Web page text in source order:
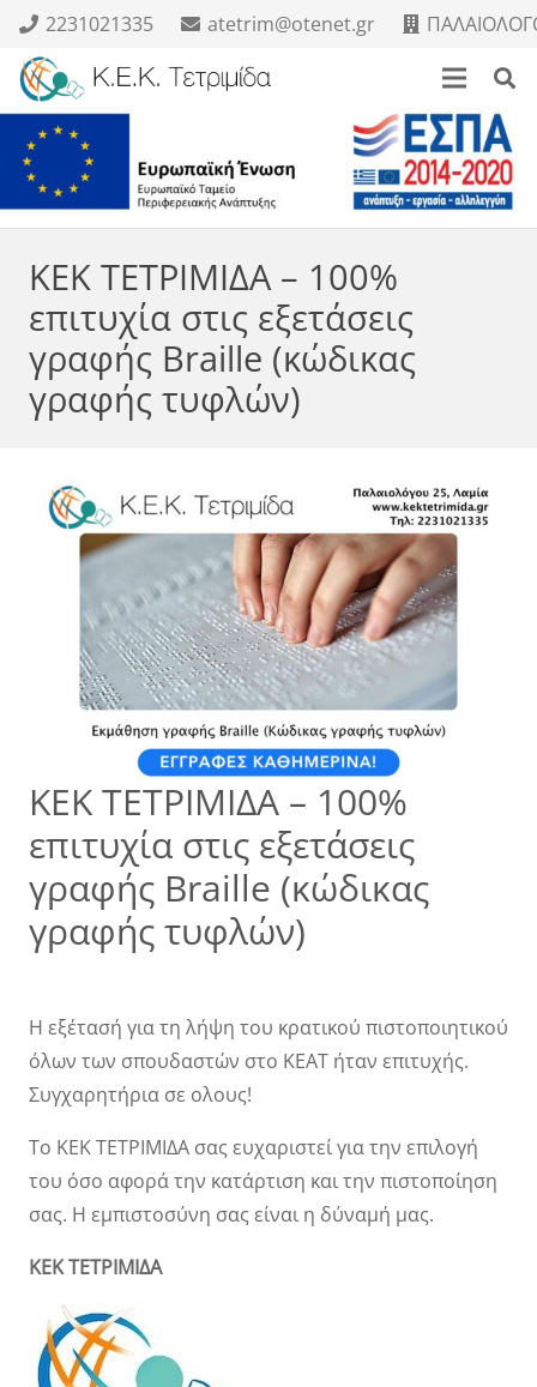
2231021335 atetrim@otenet.gr
ΚΕΚ ΤΕΤΡΙΜΙΔΑ – 100%
επιτυχία στις εξετάσεις
γραφής Braille (κώδικας
γραφής τυφλών)
ΚΕΚ ΤΕΤΡΙΜΙΔΑ – 100%
επιτυχία στις εξετάσεις
γραφής Braille (κώδικας
γραφής τυφλών)
Η εξέτασή για τη λήψη του κρατικού πιστοποιητικού
όλων των σπουδαστών στο ΚΕΑΤ ήταν επιτυχής.
Συγχαρητήρια σε ολους!
Το ΚΕΚ ΤΕΤΡΙΜΙΔΑ σας ευχαριστεί για την επιλογή
του όσο αφορά την κατάρτιση και την πιστοποίηση
σας. Η εμπιστοσύνη σας είναι η δύναμή μας.
ΚΕΚ ΤΕΤΡΙΜΙΔΑ